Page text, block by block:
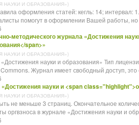
НАУКИ И ОБРАЗОВАНИЯ»)
оформления статей: кегль: 14; интервал:
помогут в оформлении Вашей работы, но
методического журнала «Достижения
span>»
НАУКИ И ОБРАЗОВАНИЯ»)
науки и образования» Тип
Журнал имеет свободный доступ, это
науки и <span
НАУКИ И ОБРАЗОВАНИЯ»)
не меньше 3 страниц. Окончательное
оргвзноса в журнале «Достижения науки и